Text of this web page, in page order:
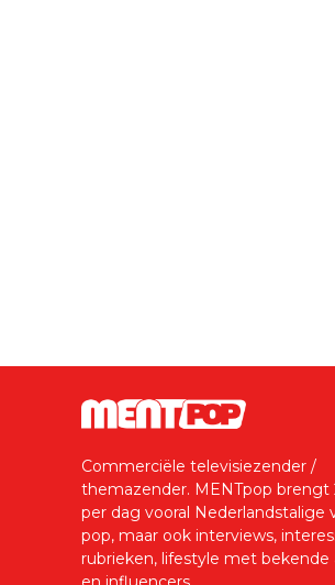
Commerciële televisiezender /
themazender. MENTpop brengt
per dag vooral Nederlandstalige
pop, maar ook interviews,
rubrieken, lifestyle met bekende